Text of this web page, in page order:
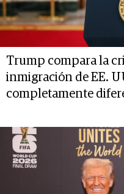
Trump compara la
inmigración de EE.
completamente